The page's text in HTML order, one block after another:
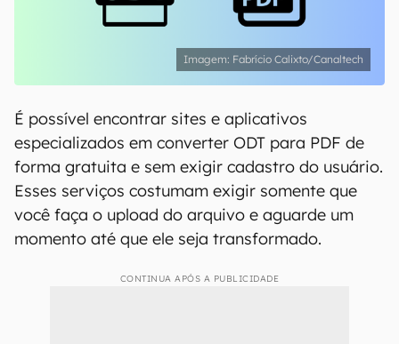
Fabrício Calixto/Canaltech
É possível encontrar sites e aplicativos
especializados em converter ODT para PDF de
forma gratuita e sem exigir cadastro do usuário.
Esses serviços costumam exigir somente que
você faça o upload do arquivo e aguarde um
momento até que ele seja transformado.
CONTINUA APÓS A PUBLICIDADE